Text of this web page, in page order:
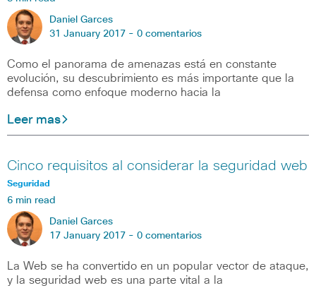
Daniel Garces
31 January 2017 - 0 comentarios
Como el panorama de amenazas está en constante
evolución, su descubrimiento es más importante que la
defensa como enfoque moderno hacia la
Leer mas
Cinco requisitos al considerar la seguridad web
Seguridad
6 min read
Daniel Garces
17 January 2017 - 0 comentarios
La Web se ha convertido en un popular vector de ataque,
y la seguridad web es una parte vital a la